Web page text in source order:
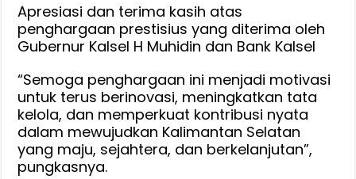
Apresiasi dan terima kasih atas
penghargaan prestisius yang diterima oleh
Gubernur Kalsel H Muhidin dan Bank Kalsel
“Semoga penghargaan ini menjadi motivasi
untuk terus berinovasi, meningkatkan tata
kelola, dan memperkuat kontribusi nyata
dalam mewujudkan Kalimantan Selatan
yang maju, sejahtera, dan berkelanjutan”,
pungkasnya.